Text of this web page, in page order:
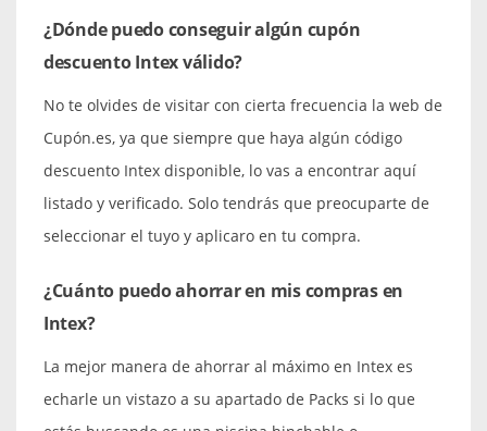
¿Dónde puedo conseguir algún cupón
descuento Intex válido?
No te olvides de visitar con cierta frecuencia la web de
Cupón.es, ya que siempre que haya algún código
descuento Intex disponible, lo vas a encontrar aquí
listado y verificado. Solo tendrás que preocuparte de
seleccionar el tuyo y aplicaro en tu compra.
¿Cuánto puedo ahorrar en mis compras en
Intex?
La mejor manera de ahorrar al máximo en Intex es
echarle un vistazo a su apartado de Packs si lo que